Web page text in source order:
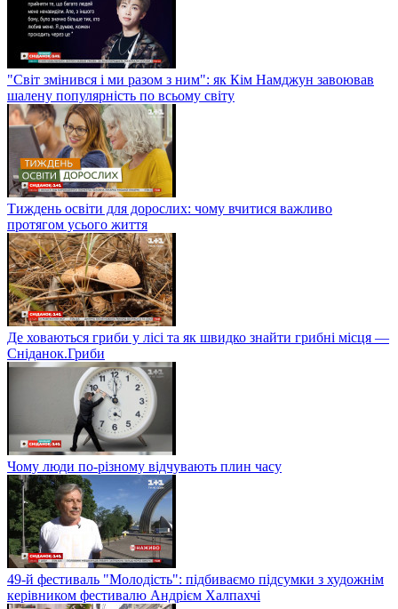
"Світ змінився і ми разом з ним": як Кім Намджун завоював
шалену популярність по всьому світу
Тиждень освіти для дорослих: чому вчитися важливо
протягом усього життя
Де ховаються гриби у лісі та як швидко знайти грибні місця —
Сніданок.Гриби
Чому люди по-різному відчувають плин часу
49-й фестиваль "Молодість": підбиваємо підсумки з художнім
керівником фестивалю Андрієм Халпахчі